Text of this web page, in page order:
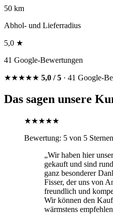
50 km
Abhol- und Lieferradius
5,0 ★
41 Google-Bewertungen
★★★★★ 5,0 / 5 · 41 Google-
Das sagen unsere
★★★★★
Bewertung: 5 von 5 Sternen
„Wir haben hier
gekauft und sind
ganz besonderer
Fisser, der uns von
freundlich und
Wir können den
wärmstens